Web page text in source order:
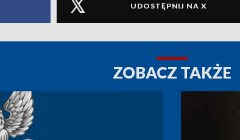
UDOSTĘPNIJ NA X
ZOBACZ TAKŻE